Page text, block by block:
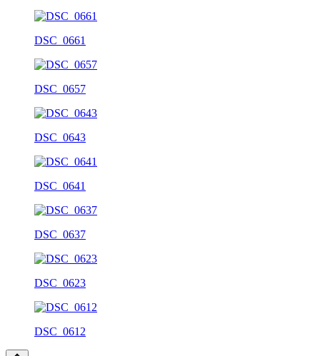
DSC_0661
DSC_0657
DSC_0643
DSC_0641
DSC_0637
DSC_0623
DSC_0612